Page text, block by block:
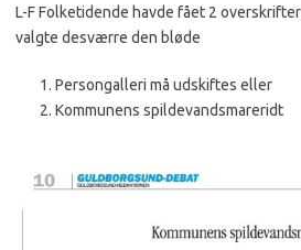
L-F Folketidende havde fået 2
valgte desværre den bløde
Persongalleri må udskiftes eller
Kommunens spildevandsmareridt